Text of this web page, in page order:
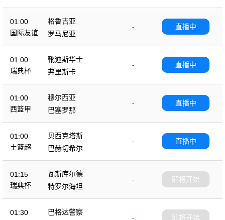
01:00
国际友谊
格鲁吉亚
-
罗马尼亚
直播中
01:00
瑞典杯
靴迪斯华士
-
弗里斯卡
直播中
01:00
西篮甲
穆尔西亚
-
巴塞罗那
直播中
01:00
土篮超
贝西克塔斯
-
巴赫切希尔
直播中
01:15
瑞典杯
瓦斯库尔德
-
特罗尔海坦
即将开始
01:30
巴格达警察
- 即将开始